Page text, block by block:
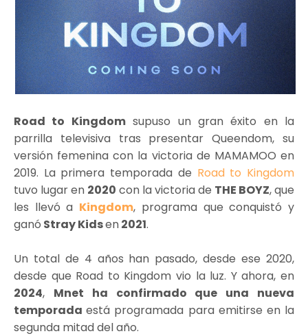
Road to Kingdomsupuso un gran éxito en la
parrilla televisiva tras presentar Queendom, su
versión femenina con la victoria de MAMAMOO en
2019. La primera temporada de Road to Kingdom
tuvo lugar en 2020 con la victoria de THE BOYZ, que
les llevó a Kingdom, programa que conquistó y
ganó Stray Kidsen2021.
Un total de 4 años han pasado, desde ese 2020,
desde que Road to Kingdom vio la luz. Y ahora, en
2024, Mnet ha confirmado que una nueva
temporadaestá programada para emitirse en la
segunda mitad del año.